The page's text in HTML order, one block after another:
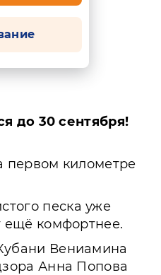
до 30 сентября!
первом километре
песка уже
ещё комфортнее.
Вениамина
Анна Попова